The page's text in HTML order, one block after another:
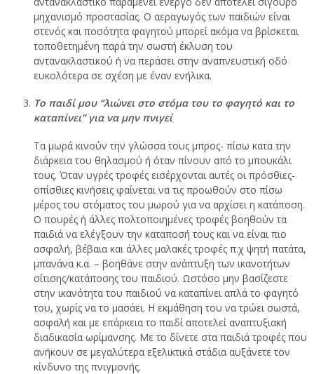
μηχανισμό προστασίας. Ο αεραγωγός των παιδιών είναι
στενός και ποσότητα φαγητού μπορεί ακόμα να βρίσκεται
τοποθετημένη παρά την σωστή έκλυση του
αντανακλαστικού ή να περάσει στην αναπνευστική οδό
ευκολότερα σε σχέση με έναν ενήλικα.
Το παιδί μου “λιώνει στο στόμα του το φαγητό και το
καταπίνει” για να μην πνιγεί
Τα μωρά κινούν την γλώσσα τους μπρος- πίσω κατα την
διάρκεια του θηλασμού ή όταν πίνουν από το μπουκάλι
τους. Όταν υγρές τροφές εισέρχονται αυτές οι πρόσθιες-
οπίσθιες κινήσεις φαίνεται να τις προωθούν στο πίσω
μέρος του στόματος του μωρού για να αρχίσει η κατάποση.
Ο πουρές ή άλλες πολτοποιημένες τροφές βοηθούν τα
παιδιά να ελέγξουν την καταποσή τους και να είναι πιο
ασφαλή, βέβαια και άλλες μαλακές τροφές π.χ ψητή πατάτα,
μπανάνα κ.α. – βοηθάνε στην ανάπτυξη των ικανοτήτων
σίτισης/κατάποσης του παιδιού. Ωστόσο μην βασίζεστε
στην ικανότητα του παιδιού να καταπίνει απλά το φαγητό
του, χωρίς να το μασάει. Η εκμάθηση του να τρώει σωστά,
ασφαλή και με επάρκεια το παιδί αποτελεί αναπτυξιακή
διαδικασία ωρίμανσης. Με το δίνετε στα παιδιά τροφές που
ανήκουν σε μεγαλύτερα εξελικτικά στάδια αυξάνετε τον
κίνδυνο της πνιγμονής.